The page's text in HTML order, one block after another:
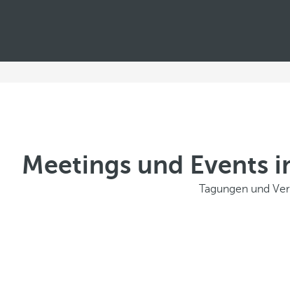
Meetings und Events
Tagungen und